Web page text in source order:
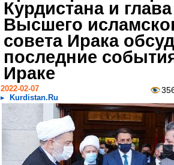
Курдистана и глава
Высшего
совета Ирака
последние
Ираке
2022-02-07
Kurdistan.Ru